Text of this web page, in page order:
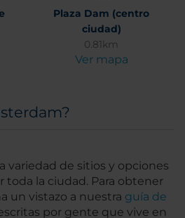
Plaza Dam (centro
ciudad)
0.81km
Ver mapa
variedad de sitios y opciones
toda la ciudad. Para obtener
un vistazo a nuestra guía de
por gente que vive en